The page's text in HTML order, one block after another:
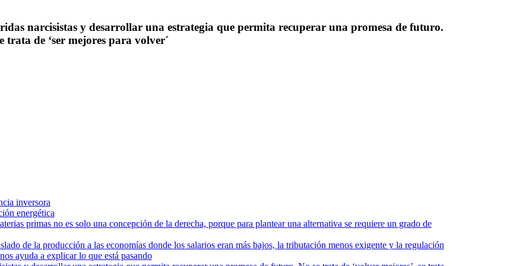
narcisistas y desarrollar una estrategia que permita recuperar una promesa de futuro.
trata de ‘ser mejores para volver´
inversora
energética
primas no es solo una concepción de la derecha, porque para plantear una alternativa se requiere un grado de
de la producción a las economías donde los salarios eran más bajos, la tributación menos exigente y la regulación
ayuda a explicar lo que está pasando